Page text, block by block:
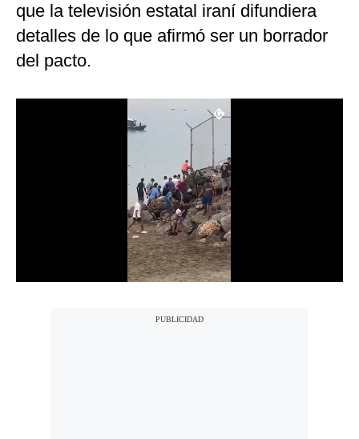
Mix
G de Gestión
Notas Contratadas
que la televisión estatal iraní difundiera
detalles de lo que afirmó ser un borrador
del pacto.